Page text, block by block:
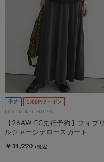
DOUX ARCHIVES
【26AW EC先行予約】フィブリ
ルジャージナロースカート
￥11,990